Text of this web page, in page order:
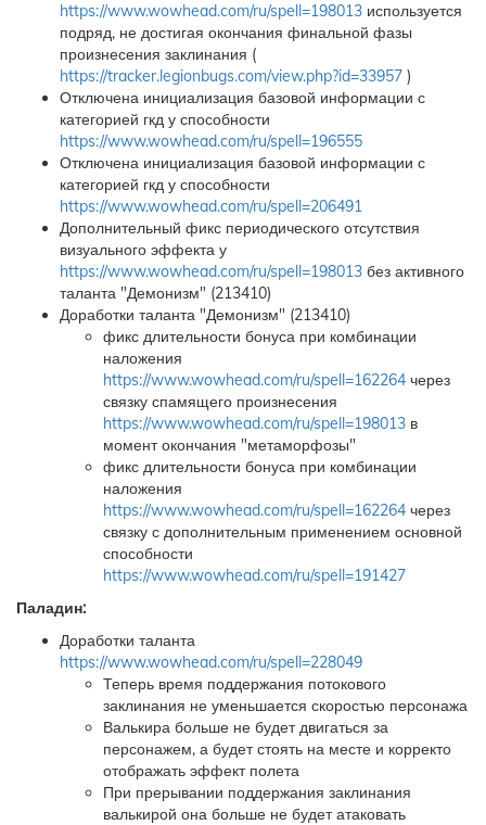
https://www.wowhead.com/ru/spell=198013 используется
подряд, не достигая окончания финальной фазы
произнесения заклинания (
https://tracker.legionbugs.com/view.php?id=33957 )
Отключена инициализация базовой информации с
категорией гкд у способности
https://www.wowhead.com/ru/spell=196555
Отключена инициализация базовой информации с
категорией гкд у способности
https://www.wowhead.com/ru/spell=206491
Дополнительный фикс периодического отсутствия
визуального эффекта у
https://www.wowhead.com/ru/spell=198013 без активного
таланта "Демонизм" (213410)
Доработки таланта "Демонизм" (213410)
фикс длительности бонуса при комбинации
наложения
https://www.wowhead.com/ru/spell=162264 через
связку спамящего произнесения
https://www.wowhead.com/ru/spell=198013 в
момент окончания "метаморфозы"
фикс длительности бонуса при комбинации
наложения
https://www.wowhead.com/ru/spell=162264 через
связку с дополнительным применением основной
способности
https://www.wowhead.com/ru/spell=191427
Паладин:
Доработки таланта
https://www.wowhead.com/ru/spell=228049
Теперь время поддержания потокового
заклинания не уменьшается скоростью персонажа
Валькира больше не будет двигаться за
персонажем, а будет стоять на месте и корректо
отображать эффект полета
При прерывании поддержания заклинания
валькирой она больше не будет атаковать